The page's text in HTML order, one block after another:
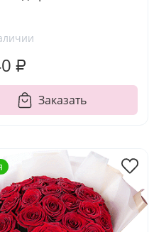
₽
Заказать